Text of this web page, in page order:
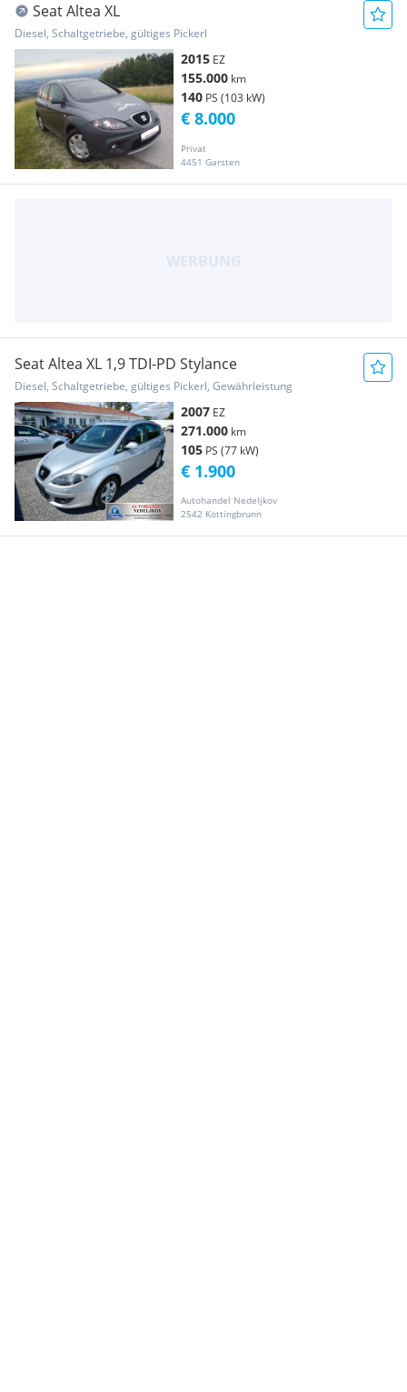
Seat Altea XL
Diesel, Schaltgetriebe, gültiges Pickerl
2015 EZ
155.000 km
140 PS (103 kW)
Privat
4451 Garsten
€ 8.000
Seat Altea XL 1,9 TDI-PD Stylance
Diesel, Schaltgetriebe, gültiges Pickerl, Gewährleistung
2007 EZ
271.000 km
105 PS (77 kW)
Autohandel Nedeljkov
2542 Kottingbrunn
€ 1.900